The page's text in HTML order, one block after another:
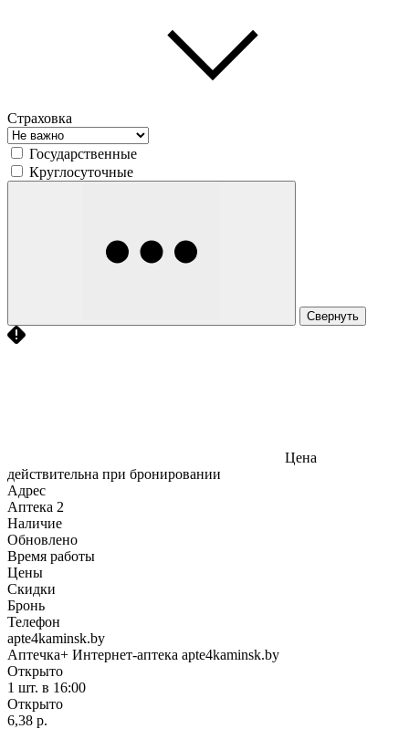
Страховка
Государственные
Круглосуточные
Свернуть
Цена
действительна при бронировании
Адрес
Аптека 2
Наличие
Обновлено
Время работы
Цены
Скидки
Бронь
Телефон
apte4kaminsk.by
Аптечка+ Интернет-аптека apte4kaminsk.by
Открыто
1 шт. в 16:00
Открыто
6,38 р.